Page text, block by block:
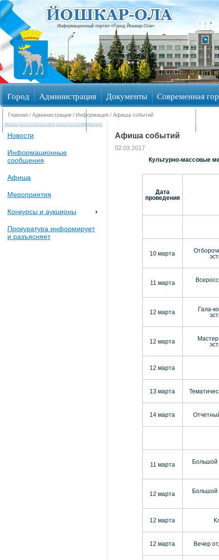
Информационный портал «Город Йошкар-Ола»
Город Администрация Документы Современная
Обращения граждан Общественные обсуждения
Главная / Администрация / Информация / Афиша событий
Новости
Информационные
сообщения
Афиша
Мероприятия
Конкурсы и аукционы
Прокуратура информирует
и разъясняет
Афиша событий
02.03.2017
Культурно-массовые
Дата
проведения
10 марта
11 марта
12 марта
Гала-
12 марта
12 марта
13 марта
14 марта
11 марта Большой
12 марта Большой
12 марта
12 марта Вечер